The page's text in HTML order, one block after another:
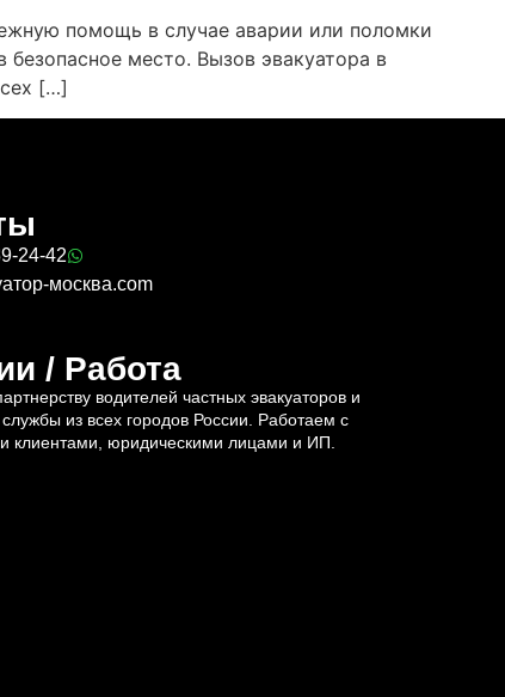
помощь в случае аварии или поломки
место. Вызов эвакуатора в
[…]
24-42
москва.com
/ Работа
водителей частных эвакуаторов и
из всех городов России. Работаем с
клиентами, юридическими лицами и ИП.